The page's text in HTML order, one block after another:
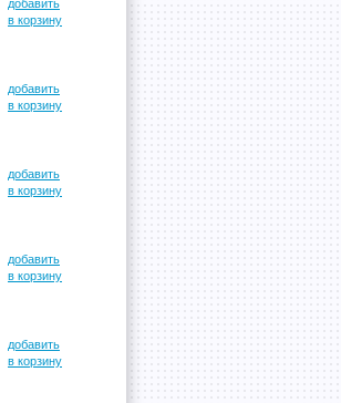
добавить
в корзину
добавить
в корзину
добавить
в корзину
добавить
в корзину
добавить
в корзину